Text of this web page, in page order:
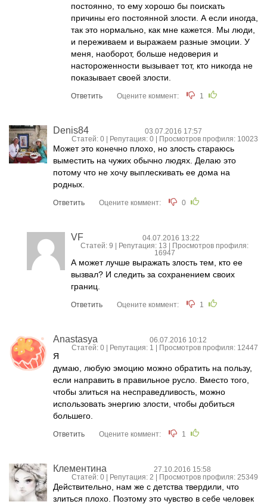
постоянно, то ему хорошо бы поискать
причины его постоянной злости. А если иногда,
так это нормально, как мне кажется. Мы люди,
и переживаем и выражаем разные эмоции. У
меня, наоборот, больше недоверия и
настороженности вызывает тот, кто никогда не
показывает своей злости.
Ответить Оцените коммент: 1
Denis84
03.07.2016 17:57
Статей: 0 | Репутация: 0 | Просмотров профиля: 10023
Может это конечно плохо, но злость стараюсь
выместить на чужих обычно людях. Делаю это
потому что не хочу выплескивать ее дома на
родных.
Ответить Оцените коммент: 0
VF
04.07.2016 13:22
Статей: 9 | Репутация: 13 | Просмотров профиля:
16947
А может лучше выражать злость тем, кто ее
вызвал? И следить за сохранением своих
границ.
Ответить Оцените коммент: 1
Anastasya
06.07.2016 10:12
Статей: 0 | Репутация: 1 | Просмотров профиля: 12447
Я
думаю, любую эмоцию можно обратить на пользу,
если направить в правильное русло. Вместо того,
чтобы злиться на несправедливость, можно
использовать энергию злости, чтобы добиться
большего.
Ответить Оцените коммент: 1
Клементина
27.10.2016 15:58
Статей: 0 | Репутация: 2 | Просмотров профиля: 25349
Действительно, нам же с детства твердили, что
злиться плохо. Поэтому это чувство в себе человек